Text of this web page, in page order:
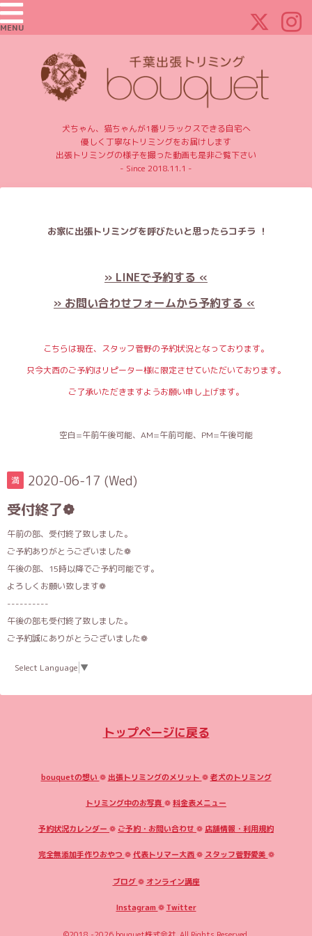
MENU
犬ちゃん、猫ちゃんが1番リラックスできる自宅へ
優しく丁寧なトリミングをお届けします
出張トリミングの様子を撮った動画も是非ご覧下さい
- Since 2018.11.1 -
お家に出張トリミングを呼びたいと思ったらコチラ ！
» LINEで予約する «
» お問い合わせフォームから予約する «
こちらは現在、スタッフ菅野の予約状況となっております。
只今大西のご予約はリピーター様に限定させていただいております。
ご了承いただきますようお願い申し上げます。
空白=午前午後可能、AM=午前可能、PM=午後可能
満 2020-06-17 (Wed)
受付終了❁
午前の部、受付終了致しました。
ご予約ありがとうございました❁
午後の部、15時以降でご予約可能です。
よろしくお願い致します❁
----------
午後の部も受付終了致しました。
ご予約誠にありがとうございました❁
Select Language ▼
トップページに戻る
bouquetの想い ❁ 出張トリミングのメリット ❁老犬のトリミング
トリミング中のお写真 ❁料金表メニュー
予約状況カレンダー ❁ ご予約・お問い合わせ ❁ 店舗情報・利用規約
完全無添加手作りおやつ ❁代表トリマー大西❁ スタッフ菅野愛美 ❁
ブログ❁ オンライン講座
Instagram ❁Twitter